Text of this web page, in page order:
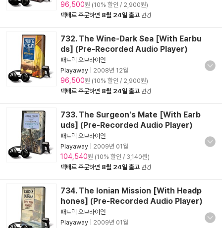
96,500원 (10% 할인 / 2,900원)
택배로 주문하면 8월 24일 출고 변경
732. The Wine-Dark Sea [With Earbu
ds] (Pre-Recorded Audio Player)
패트릭 오브라이언
Playaway
2008년 12월
96,500원 (10% 할인 / 2,900원)
택배로 주문하면 8월 24일 출고 변경
733. The Surgeon's Mate [With Earb
uds] (Pre-Recorded Audio Player)
패트릭 오브라이언
Playaway
2009년 01월
104,540원 (10% 할인 / 3,140원)
택배로 주문하면 8월 24일 출고 변경
734. The Ionian Mission [With Headp
hones] (Pre-Recorded Audio Player)
패트릭 오브라이언
Playaway
2009년 01월